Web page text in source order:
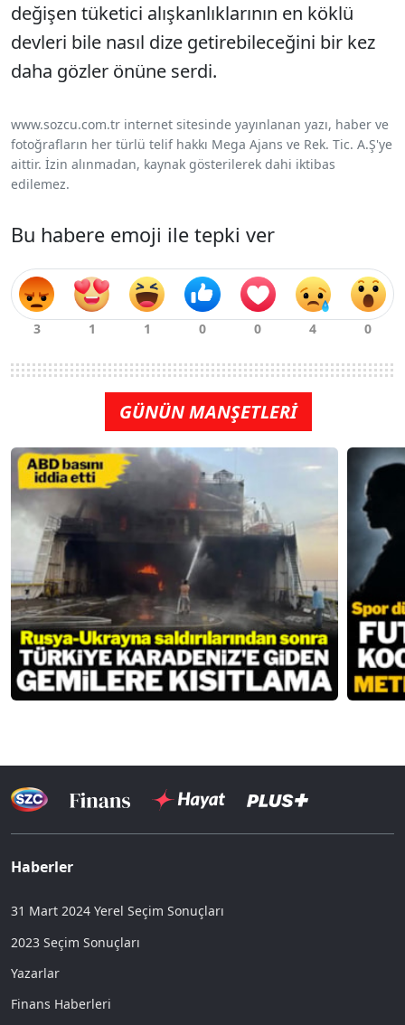
değişen tüketici alışkanlıklarının en köklü
devleri bile nasıl dize getirebileceğini bir kez
daha gözler önüne serdi.
www.sozcu.com.tr internet sitesinde yayınlanan yazı, haber ve
fotoğrafların her türlü telif hakkı Mega Ajans ve Rek. Tic. A.Ş'ye
aittir. İzin alınmadan, kaynak gösterilerek dahi iktibas
edilemez.
Bu habere emoji ile tepki ver
GÜNÜN MANŞETLERİ
Haberler
31 Mart 2024 Yerel Seçim Sonuçları
2023 Seçim Sonuçları
Yazarlar
Finans Haberleri